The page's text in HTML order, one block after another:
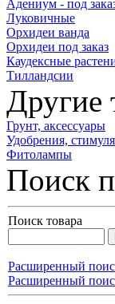
Адениум - под
Луковичные
Орхидеи ванда
Орхидеи под заказ
Каудексные
Тилландсии
Другие
Грунт, аксессуары
Удобрения,
Фитолампы
Поиск
Поиск товара
Расширенный
Расширенный